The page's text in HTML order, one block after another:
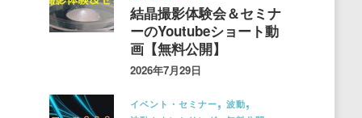
結晶撮影体験会＆セミナ
ーのYoutubeショート動
画【無料公開】
2026年7月29日
イベント・セミナー
波動